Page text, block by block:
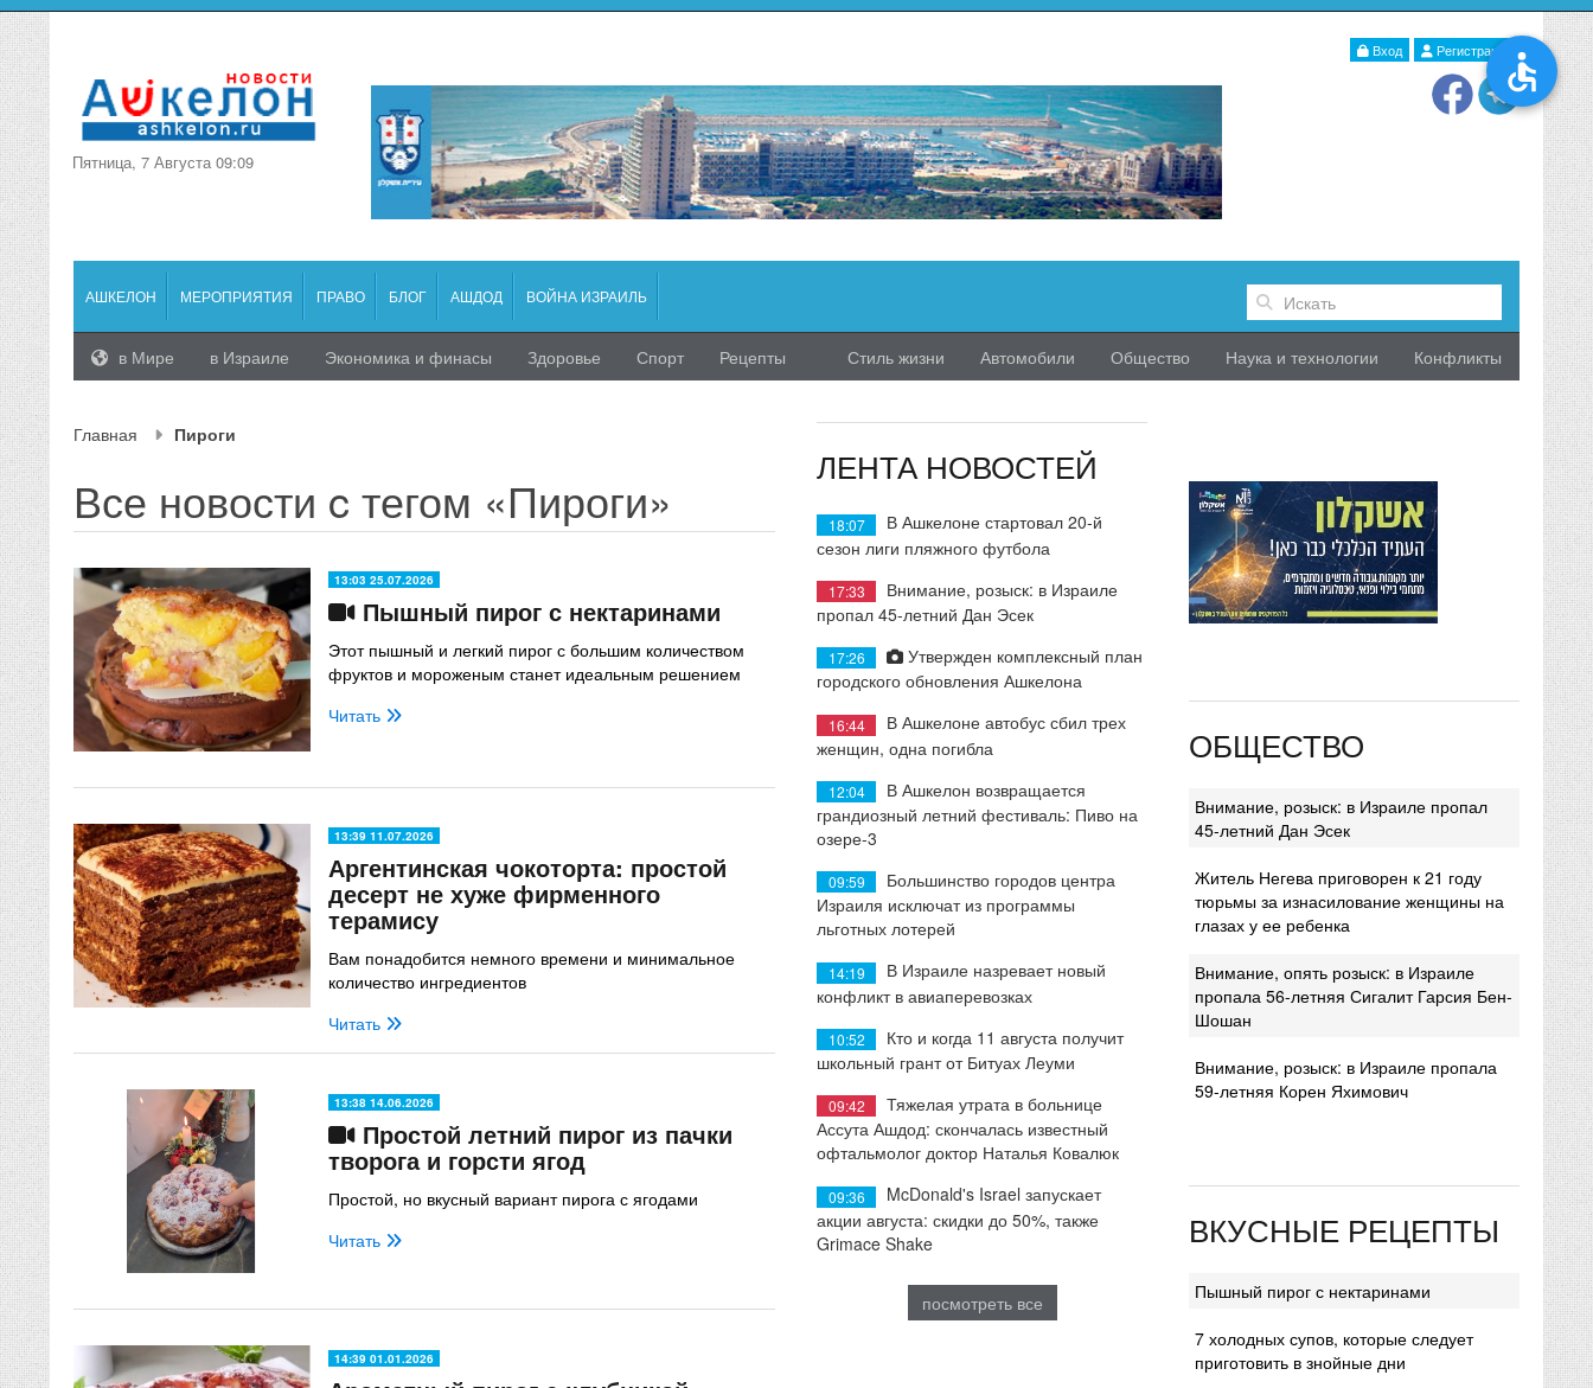
Вход Регистрация
Пятница, 7 Августа 09:09
АШКЕЛОН МЕРОПРИЯТИЯ ПРАВО БЛОГ АШДОД ВОЙНА ИЗРАИЛЬ
в Мире в Израиле Экономика и финасы Здоровье Спорт Рецепты Стиль жизни Автомобили Общество Наука и технологии Конфликты
Главная Пироги
Все новости c тегом «Пироги»
13:03 25.07.2026
Пышный пирог с нектаринами
Этот пышный и легкий пирог с большим количеством
фруктов и мороженым станет идеальным решением
Читать
13:39 11.07.2026
Аргентинская чокоторта: простой
десерт не хуже фирменного
терамису
Вам понадобится немного времени и минимальное
количество ингредиентов
Читать
13:38 14.06.2026
Простой летний пирог из пачки
творога и горсти ягод
Простой, но вкусный вариант пирога с ягодами
Читать
14:39 01.01.2026
ЛЕНТА НОВОСТЕЙ
18:07
В Ашкелоне стартовал 20-й
сезон лиги пляжного футбола
17:33
Внимание, розыск: в Израиле
пропал 45-летний Дан Эсек
17:26
Утвержден комплексный план
городского обновления Ашкелона
16:44
В Ашкелоне автобус сбил трех
женщин, одна погибла
12:04
В Ашкелон возвращается
грандиозный летний фестиваль: Пиво на
озере-3
09:59
Большинство городов центра
Израиля исключат из программы
льготных лотерей
14:19
В Израиле назревает новый
конфликт в авиаперевозках
10:52
Кто и когда 11 августа получит
школьный грант от Битуах Леуми
09:42
Тяжелая утрата в больнице
Ассута Ашдод: скончалась известный
офтальмолог доктор Наталья Ковалюк
09:36
McDonald's Israel запускает
акции августа: скидки до 50%, также
Grimace Shake
посмотреть все
ОБЩЕСТВО
Внимание, розыск: в Израиле пропал
45-летний Дан Эсек
Житель Негева приговорен к 21 году
тюрьмы за изнасилование женщины на
глазах у ее ребенка
Внимание, опять розыск: в Израиле
пропала 56-летняя Сигалит Гарсия Бен-
Шошан
Внимание, розыск: в Израиле пропала
59-летняя Корен Яхимович
ВКУСНЫЕ РЕЦЕПТЫ
Пышный пирог с нектаринами
7 холодных супов, которые следует
приготовить в знойные дни